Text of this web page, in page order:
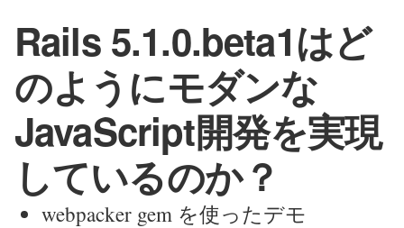
Rails 5.1.0.beta1はど
のようにモダンな
JavaScript開発を実現
しているのか？
webpacker gem を使ったデモ